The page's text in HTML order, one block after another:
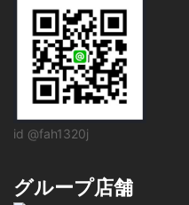
id @fah1320j
グループ店舗